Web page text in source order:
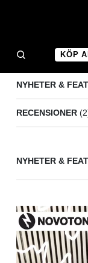
KÖP
NYHETER &
RECENSIONER
NYHETER &